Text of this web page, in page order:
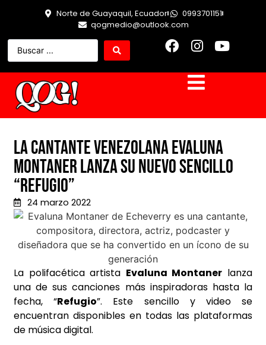
Norte de Guayaquil, Ecuador
0993701151
qogmedio@outlook.com
La cantante venezolana Evaluna
Montaner lanza su nuevo sencillo
“Refugio”
24 marzo 2022
La polifacética artista Evaluna Montaner lanza
una de sus canciones más inspiradoras hasta la
fecha, “Refugio”. Este sencillo y video se
encuentran disponibles en todas las plataformas
de música digital.